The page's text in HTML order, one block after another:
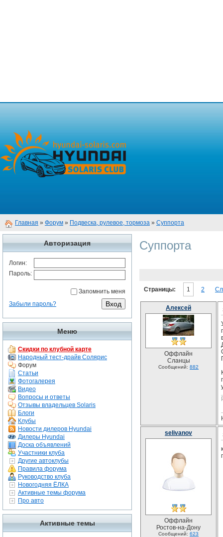
Главная » Форум » Подвеска, рулевое, тормоза » Суппорта
Авторизация
Логин:
Пароль:
Запомнить меня
Забыли пароль?
Меню
Скидки по клубной карте
Народный тест-драйв Солярис
Форум
Статьи
Фотогалерея
Видео
Вопросы и ответы
Отзывы владельцев Solaris
Блоги
Клубы
Новости дилеров Hyundai
Дилеры Hyundai
Доска объявлений
Участники клуба
Другие автоклубы
Правила форума
Руководство клуба
Новогодняя ЁЛКА
Активные темы форума
Про авто
Активные темы
Суппорта
Страницы: 1 2
Алексей
Оффлайн
Сланцы
Сообщений: 882
selivanov
Оффлайн
Ростов-на-Дону
Сообщений: 623